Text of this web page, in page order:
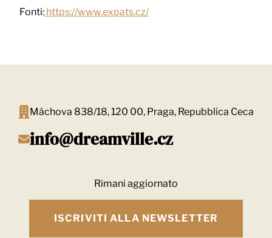
Fonti: https://www.expats.cz/
Máchova 838/18, 120 00, Praga, Repubblica Ceca
info@dreamville.cz
Rimani aggiornato
ISCRIVITI ALLA NEWSLETTER